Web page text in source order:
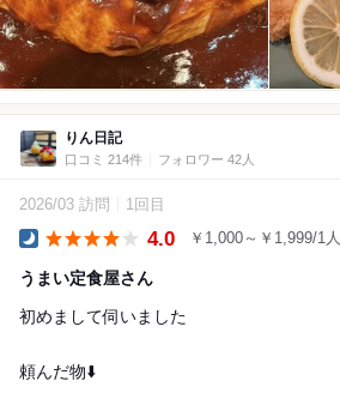
りん日記
口コミ 214件 フォロワー 42人
2026/03 訪問 1回目
4.0 ￥1,000～￥1,999/1人
うまい定食屋さん
初めまして伺いました
頼んだ物⬇️